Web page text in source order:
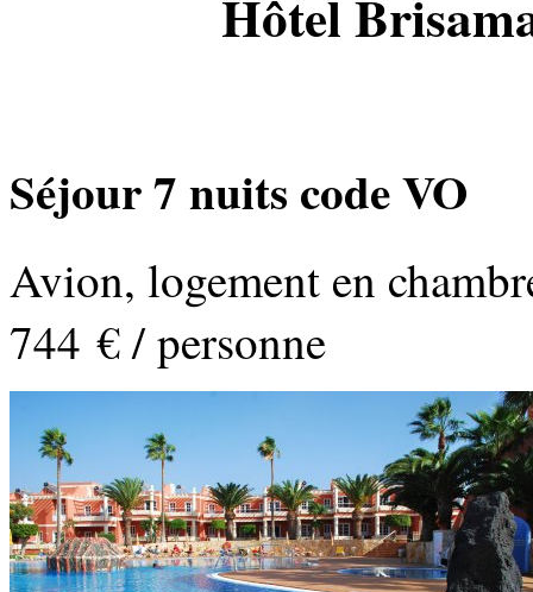
Hôtel
Séjour 7 nuits code VO
Avion, logement en
744 € / personne